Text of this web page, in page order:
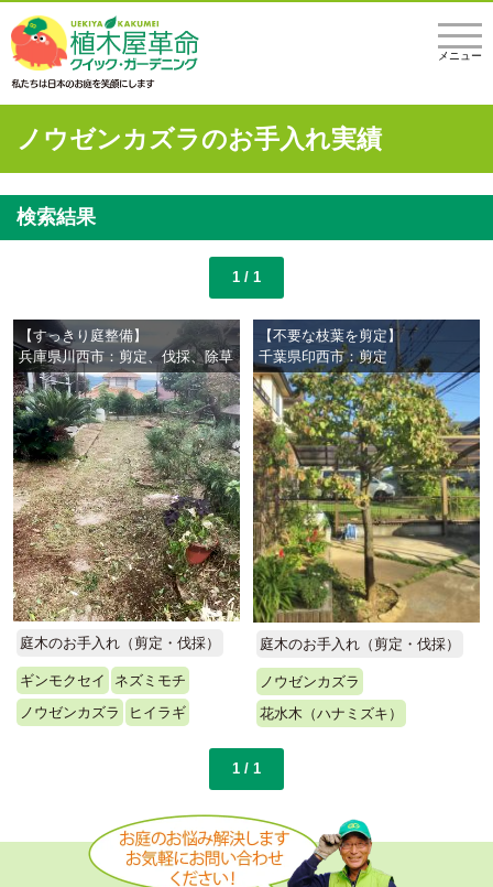
メニュー
ノウゼンカズラのお手入れ実績
検索結果
1 / 1
【すっきり庭整備】
兵庫県川西市：剪定、伐採、除草
庭木のお手入れ（剪定・伐採）
ギンモクセイ
ネズミモチ
ノウゼンカズラ
ヒイラギ
【不要な枝葉を剪定】
千葉県印西市：剪定
庭木のお手入れ（剪定・伐採）
ノウゼンカズラ
花水木（ハナミズキ）
1 / 1